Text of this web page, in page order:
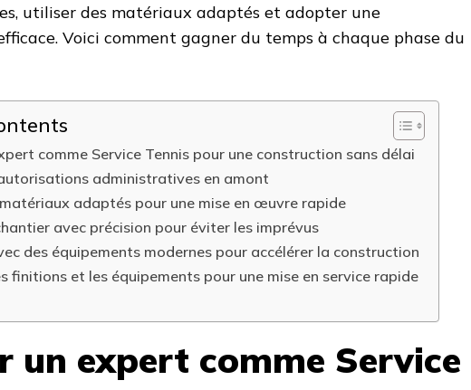
utiliser des matériaux adaptés et adopter une
Voici comment gagner du temps à chaque phase du
comme Service Tennis pour une construction sans délai
administratives en amont
adaptés pour une mise en œuvre rapide
avec précision pour éviter les imprévus
des équipements modernes pour accélérer la construction
finitions et les équipements pour une mise en service rapide
un expert comme Service